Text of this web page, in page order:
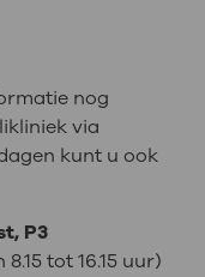
nog
via
kunt u ook
P3
tot 16.15 uur)